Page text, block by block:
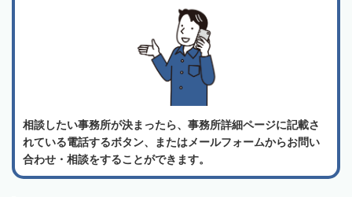
相談したい事務所が決まったら、事務所詳細ページに記載さ
れている電話するボタン、またはメールフォームからお問い
合わせ・相談をすることができます。